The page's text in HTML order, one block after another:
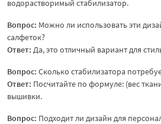
водорастворимый стабилизатор.
Вопрос: Можно ли использовать эти
салфеток?
Ответ: Да, это отличный вариант для
Вопрос: Сколько стабилизатора
Ответ: Посчитайте по формуле: (вес
вышивки.
Вопрос: Подходит ли дизайн для